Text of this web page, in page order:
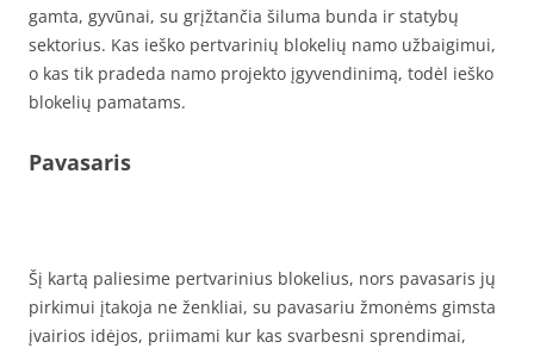
gamta, gyvūnai, su grįžtančia šiluma bunda ir statybų
sektorius. Kas ieško pertvarinių blokelių namo užbaigimui,
o kas tik pradeda namo projekto įgyvendinimą, todėl ieško
blokelių pamatams.
Pavasaris
Šį kartą paliesime pertvarinius blokelius, nors pavasaris jų
pirkimui įtakoja ne ženkliai, su pavasariu žmonėms gimsta
įvairios idėjos, priimami kur kas svarbesni sprendimai,